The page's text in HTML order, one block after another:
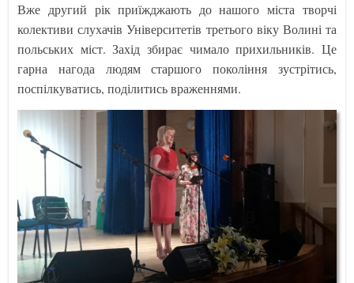
Вже другий рік приїжджають до нашого міста творчі
колективи слухачів Університетів третього віку Волині та
польських міст. Захід збирає чимало прихильників. Це
гарна нагода людям старшого покоління зустрітись,
поспілкуватись, поділитись враженнями.